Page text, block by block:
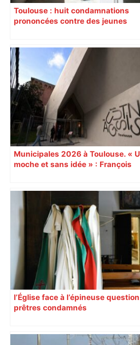
Toulouse : huit condamnations
prononcées contre des jeunes
Municipales 2026 à Toulouse. «
moche et sans idée » : François
l’Église face à l’épineuse
prêtres condamnés